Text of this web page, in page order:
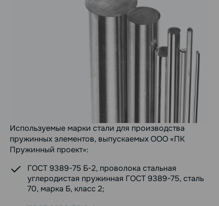
Используемые марки стали для производства
пружинных элементов, выпускаемых ООО «ПК
Пружинный проект»:
ГОСТ 9389-75 Б-2, проволока стальная
углеродистая пружинная ГОСТ 9389-75, сталь
70, марка Б, класс 2;